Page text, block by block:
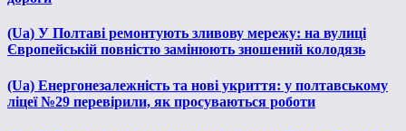
(Ua) У Полтаві ремонтують зливову мережу: на вулиці
Європейській повністю замінюють зношений колодязь
(Ua) Енергонезалежність та нові укриття: у полтавському
ліцеї №29 перевірили, як просуваються роботи